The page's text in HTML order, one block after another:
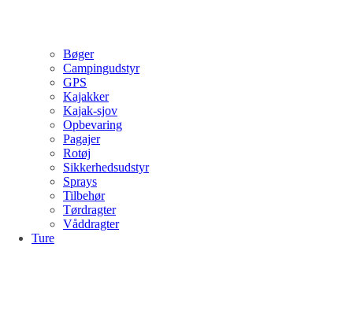
Bøger
Campingudstyr
GPS
Kajakker
Kajak-sjov
Opbevaring
Pagajer
Rotøj
Sikkerhedsudstyr
Sprays
Tilbehør
Tørdragter
Våddragter
Ture